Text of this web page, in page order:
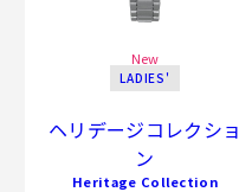
New
LADIES'
ヘリデージコレクショ
ン
Heritage Collection